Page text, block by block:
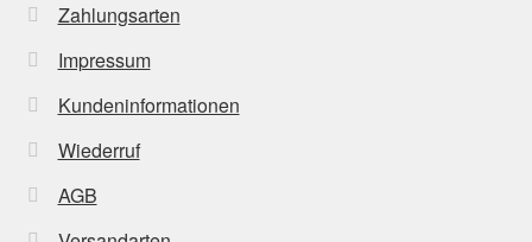
Zahlungsarten
Impressum
Kundeninformationen
Wiederruf
AGB